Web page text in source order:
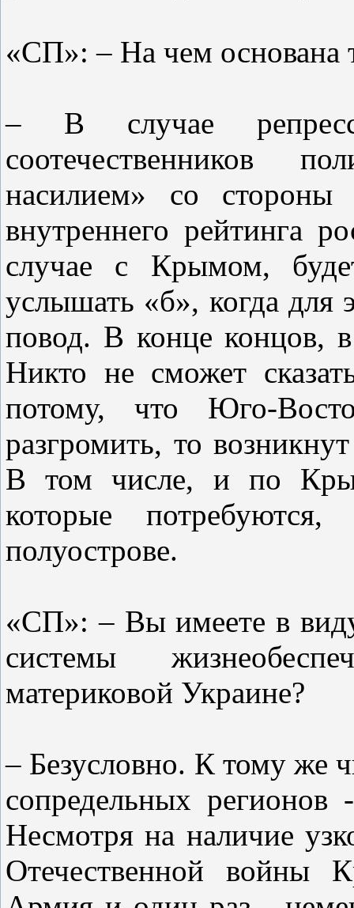
«СП»: – На чем основана
– В случае
соотечественников
насилием» со
внутреннего рейтинга
случае с Крымом,
услышать «б», когда для
повод. В конце концов,
Никто не сможет
потому, что Юго-
разгромить, то
В том числе, и по
которые
полуострове.
«СП»: – Вы имеете в
системы
материковой Украине?
– Безусловно. К тому же
сопредельных регионов
Несмотря на наличие
Отечественной войны